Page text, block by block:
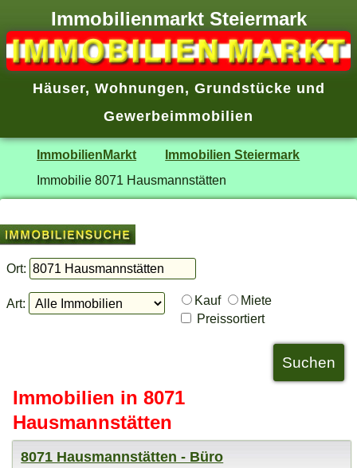
Immobilienmarkt Steiermark
Häuser, Wohnungen, Grundstücke und
Gewerbeimmobilien
ImmobilienMarkt
Immobilien Steiermark
Immobilie 8071 Hausmannstätten
Ort:
Art: Kauf
Miete
Preissortiert
Immobilien in 8071
Hausmannstätten
8071 Hausmannstätten - Büro